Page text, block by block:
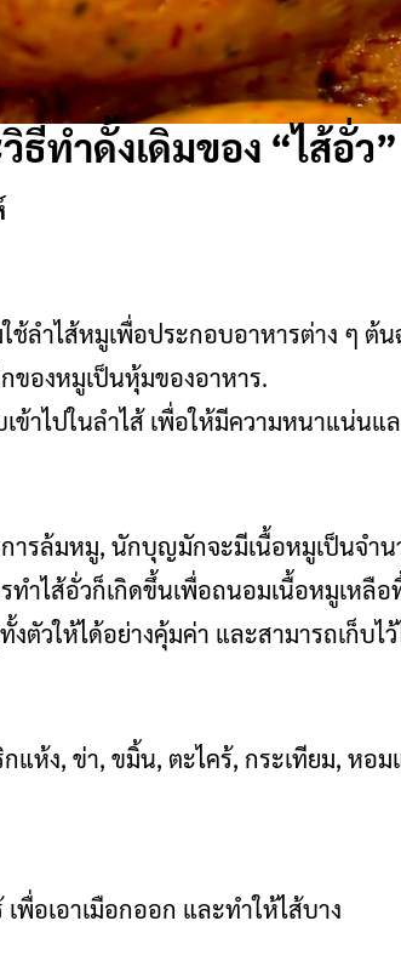
ทำดั้งเดิมของ “ไส้อั่ว”
ช้ลำไส้หมูเพื่อประกอบอาหารต่าง ๆ ต้
ของหมูเป็นหุ้มของอาหาร.
ข้าไปในลำไส้ เพื่อให้มีความหนาแน่นแ
ารล้มหมู, นักบุญมักจะมีเนื้อหมูเป็นจำ
ทำไส้อั่วก็เกิดขึ้นเพื่อถนอมเนื้อหมูเหลือ
ตัวให้ได้อย่างคุ้มค่า และสามารถเก็บไ
แห้ง, ข่า, ขมิ้น, ตะไคร้, กระเทียม, หอ
พื่อเอาเมือกออก และทำให้ไส้บาง